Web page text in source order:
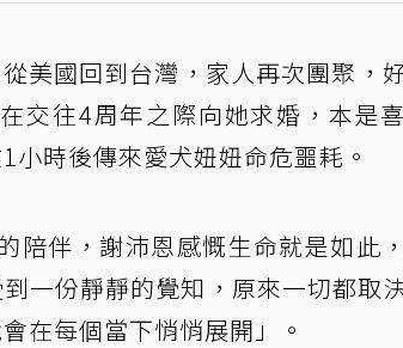
美國回到台灣，家人再次團聚，
交往4周年之際向她求婚，本是
時後傳來愛犬妞妞命危噩耗。
陪伴，謝沛恩感慨生命就是如此
一份靜靜的覺知，原來一切都取
在每個當下悄悄展開」。